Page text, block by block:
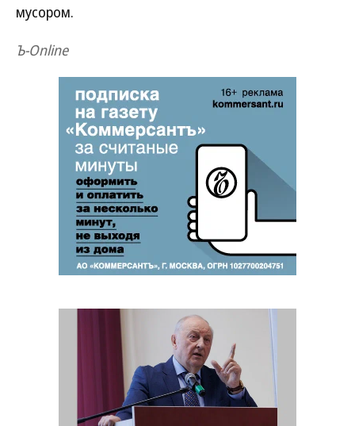
мусором.
Ъ-Online